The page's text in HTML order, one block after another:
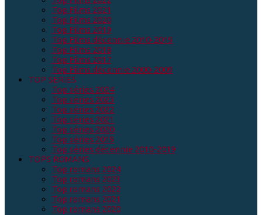
Top Films 2021
Top Films 2020
Top Films 2019
Top Films décennie 2010-2019
Top Films 2018
Top Films 2017
Top Films décennie 2000-2009
TOP SERIES
Top séries 2024
Top séries 2023
Top séries 2022
Top séries 2021
Top séries 2020
Top séries 2019
Top séries décennie 2010-2019
TOPS ROMANS
Top romans 2024
Top romans 2023
Top romans 2022
Top romans 2021
Top romans 2020